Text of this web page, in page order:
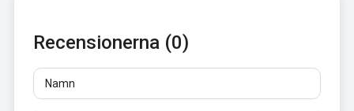
Recensionerna (0)
Namn
E-post
Recensioner
Minst 10 tecken. Länkar är inte tillåtna.